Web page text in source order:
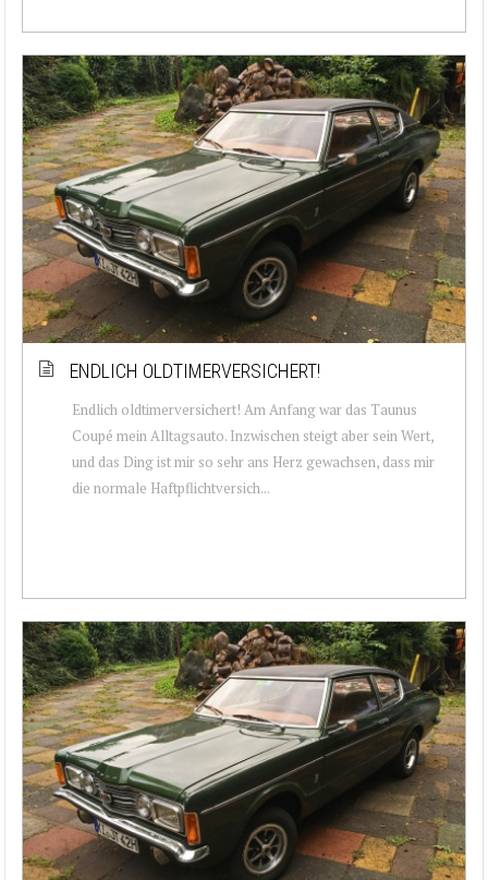
ENDLICH OLDTIMERVERSICHERT!
Endlich oldtimerversichert! Am Anfang war das Taunus
Coupé mein Alltagsauto. Inzwischen steigt aber sein Wert,
und das Ding ist mir so sehr ans Herz gewachsen, dass mir
die normale Haftpflichtversich...